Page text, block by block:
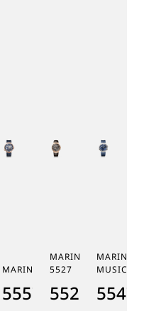
MUNDI 5555
YS/9WV
MARINE HORA MUNDI 5557
5557BR/YS/5WV
MARINE
5527
5527BR/
MARINE